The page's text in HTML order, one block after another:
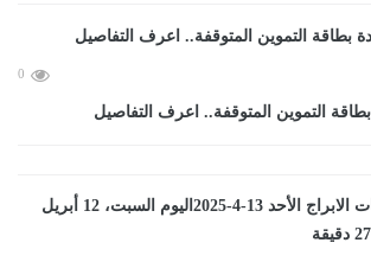
0
التموين المتوقفة.. اعرف التفاصيل